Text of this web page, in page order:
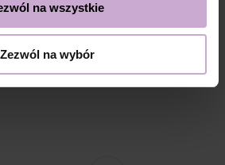
na wszystkie
Zezwól na wybór
tylko estetyka, ale też strategia. Zadbaj o
i spójność wizualną – a Twoje stylizacje
przestrzeni social mediów i wyszukiwarek